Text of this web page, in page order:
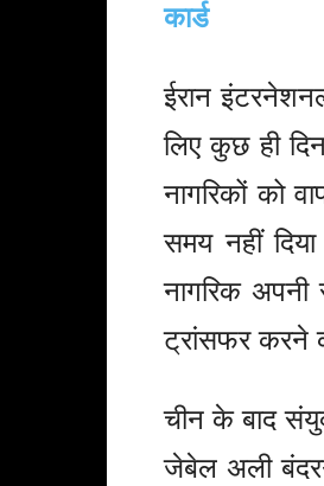
कार्ड
ईरान
लिए कुछ ही
नागरिकों को
समय नहीं
नागरिक
ट्रांसफर करने
चीन के बाद
जेबेल अली